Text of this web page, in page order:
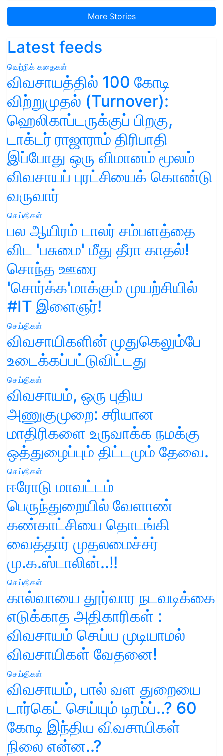
More Stories
Latest feeds
வெற்றிக் கதைகள்
விவசாயத்தில் 100 கோடி
விற்றுமுதல் (Turnover):
ஹெலிகாப்டருக்குப் பிறகு,
டாக்டர் ராஜாராம் திரிபாதி
இப்போது ஒரு விமானம் மூலம்
விவசாயப் புரட்சியைக் கொண்டு
வருவார்
செய்திகள்
பல ஆயிரம் டாலர் சம்பளத்தை
விட 'பசுமை' மீது தீரா காதல்!
சொந்த ஊரை
'சொர்க்க'மாக்கும் முயற்சியில்
#IT இளைஞர்!
செய்திகள்
விவசாயிகளின் முதுகெலும்பே
உடைக்கப்பட்டுவிட்டது
செய்திகள்
விவசாயம், ஒரு புதிய
அணுகுமுறை: சரியான
மாதிரிகளை உருவாக்க நமக்கு
ஒத்துழைப்பும் திட்டமும் தேவை.
செய்திகள்
ஈரோடு மாவட்டம்
பெருந்துறையில் வேளாண்
கண்காட்சியை தொடங்கி
வைத்தார் முதலமைச்சர்
மு.க.ஸ்டாலின்..!!
செய்திகள்
கால்வாயை தூர்வார நடவடிக்கை
எடுக்காத அதிகாரிகள் :
விவசாயம் செய்ய முடியாமல்
விவசாயிகள் வேதனை!
செய்திகள்
விவசாயம், பால் வள துறையை
டார்கெட் செய்யும் டிரம்ப்..? 60
கோடி இந்திய விவசாயிகள்
நிலை என்ன..?